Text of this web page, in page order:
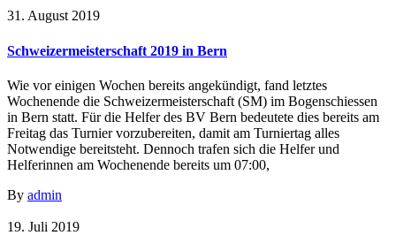
31. August 2019
Schweizermeisterschaft 2019 in Bern
Wie vor einigen Wochen bereits angekündigt, fand letztes
Wochenende die Schweizermeisterschaft (SM) im Bogenschiessen
in Bern statt. Für die Helfer des BV Bern bedeutete dies bereits am
Freitag das Turnier vorzubereiten, damit am Turniertag alles
Notwendige bereitsteht. Dennoch trafen sich die Helfer und
Helferinnen am Wochenende bereits um 07:00,
By admin
19. Juli 2019